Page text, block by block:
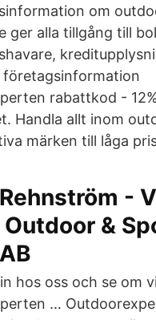
om
ger alla tillgång till
företagsinformation
rabattkod -
Handla allt inom
märken till låga
-
&
hos oss och se om
…